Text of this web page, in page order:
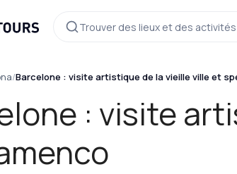
Trouver des lieux et des activités
/Barcelone : visite artistique de la vieille ville et
: visite